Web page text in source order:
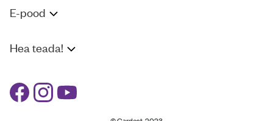
E-pood
Hea teada!